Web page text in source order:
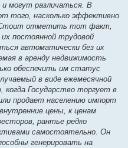
могут различаться. В
того, насколько эффективно
Стоит отметить тот факт,
постоянной трудовой
автоматически без их
в аренду недвижимость
обеспечить им статус
в виде ежемесячной
когда Государство торгует в
продает населению импорт
цены, к ценам
рантье редко
самостоятельно. Он
генерировать на